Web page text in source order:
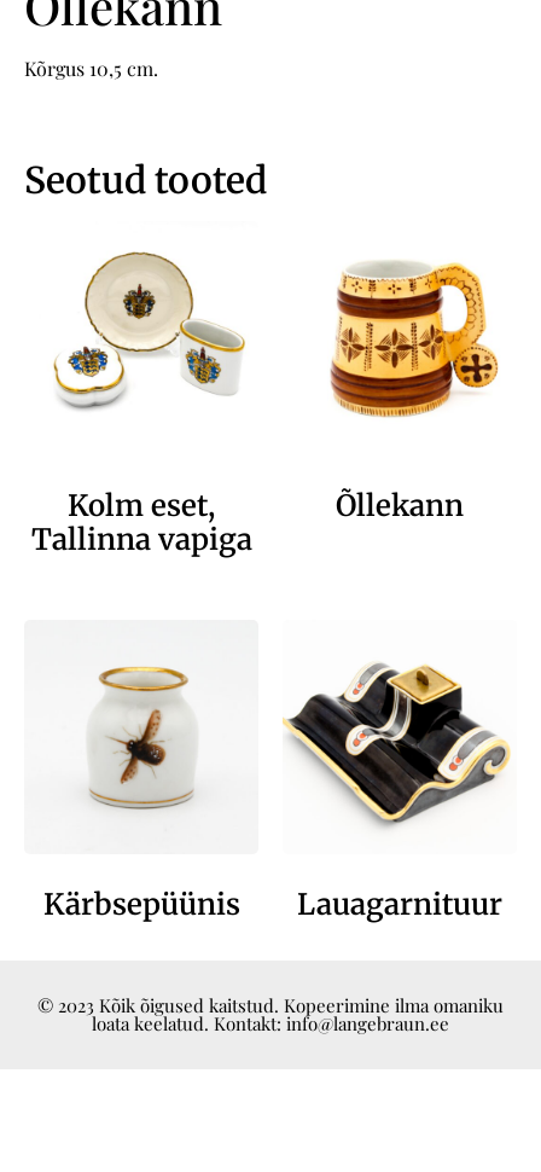
Kõrgus 10,5 cm.
Seotud tooted
Kolm eset,
Tallinna vapiga
Õllekann
Kärbsepüünis Lauagarnituur
© 2023 Kõik õigused kaitstud. Kopeerimine ilma omaniku
loata keelatud. Kontakt: info@langebraun.ee